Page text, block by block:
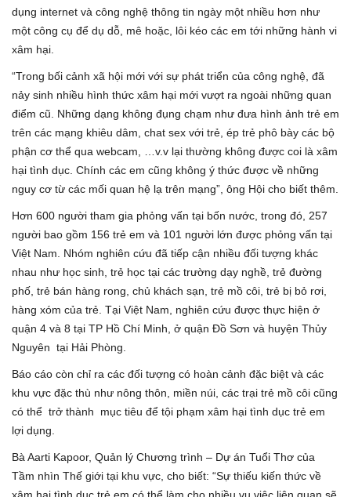
dụng internet và công nghệ thông tin ngày một nhiều hơn như
một công cụ để dụ dỗ, mê hoặc, lôi kéo các em tới những hành vi
xâm hại.
“Trong bối cảnh xã hội mới với sự phát triển của công nghệ, đã
nảy sinh nhiều hình thức xâm hại mới vượt ra ngoài những quan
điểm cũ. Những dạng không đụng chạm như đưa hình ảnh trẻ em
trên các mạng khiêu dâm, chat sex với trẻ, ép trẻ phô bày các bộ
phận cơ thể qua webcam, …v.v lại thường không được coi là xâm
hại tình dục. Chính các em cũng không ý thức được về những
nguy cơ từ các mối quan hệ lạ trên mạng”, ông Hội cho biết thêm.
Hơn 600 người tham gia phỏng vấn tại bốn nước, trong đó, 257
người bao gồm 156 trẻ em và 101 người lớn được phỏng vấn tại
Việt Nam. Nhóm nghiên cứu đã tiếp cận nhiều đối tượng khác
nhau như học sinh, trẻ học tại các trường dạy nghề, trẻ đường
phố, trẻ bán hàng rong, chủ khách sạn, trẻ mồ côi, trẻ bị bỏ rơi,
hàng xóm của trẻ. Tại Việt Nam, nghiên cứu được thực hiện ở
quận 4 và 8 tại TP Hồ Chí Minh, ở quận Đồ Sơn và huyện Thủy
Nguyên tại Hải Phòng.
Báo cáo còn chỉ ra các đối tượng có hoàn cảnh đặc biệt và các
khu vực đặc thù như nông thôn, miền núi, các trại trẻ mồ côi cũng
có thể trở thành mục tiêu để tội phạm xâm hại tình dục trẻ em
lợi dụng.
Bà Aarti Kapoor, Quản lý Chương trình – Dự án Tuổi Thơ của
Tầm nhìn Thế giới tại khu vực, cho biết: “Sự thiếu kiến thức về